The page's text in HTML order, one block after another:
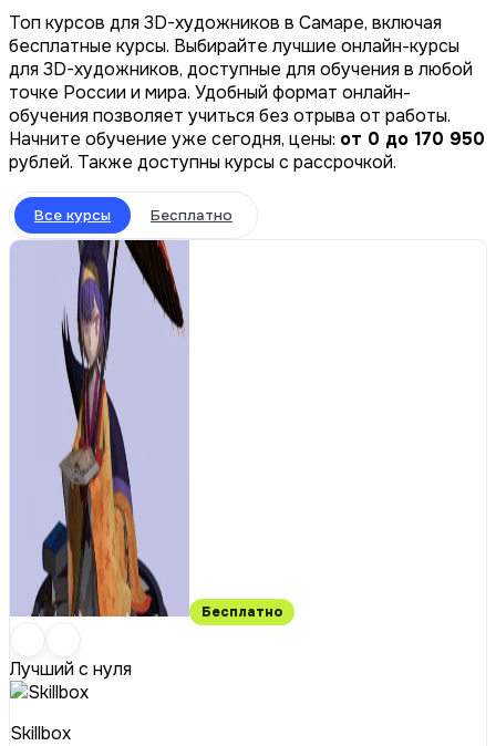
Топ курсов для 3D-художников в Самаре, включая
бесплатные курсы. Выбирайте лучшие онлайн-курсы
для 3D-художников, доступные для обучения в любой
точке России и мира. Удобный формат онлайн-
обучения позволяет учиться без отрыва от работы.
Начните обучение уже сегодня, цены: от 0 до 170 950
рублей. Также доступны курсы с рассрочкой.
Все курсы Бесплатно
Бесплатно
Лучший с нуля
Skillbox